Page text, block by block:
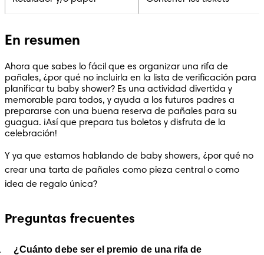
En resumen
Ahora que sabes lo fácil que es organizar una rifa de
pañales, ¿por qué no incluirla en la lista de verificación para
planificar tu baby shower? Es una actividad divertida y
memorable para todos, y ayuda a los futuros padres a
prepararse con una buena reserva de pañales para su
guagua. ¡Así que prepara tus boletos y disfruta de la
celebración!
Y ya que estamos hablando de baby showers, ¿por qué no
crear una tarta de pañales como pieza central o como
idea de regalo única?
Preguntas frecuentes
¿Cuánto debe ser el premio de una rifa de